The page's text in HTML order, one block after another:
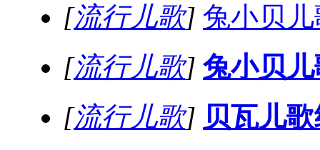
[流行儿歌] 兔小贝
[流行儿歌] 兔小贝
[流行儿歌] 贝瓦儿